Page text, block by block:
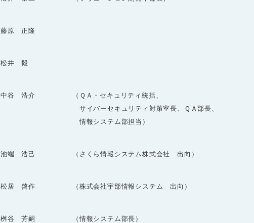
藤原 正隆
松井 毅
中谷 浩介
（ＱＡ・セキュリティ統括、
サイバーセキュリティ対策室長、ＱＡ部長、
情報システム部担当）
池端 浩己 （さくら情報システム株式会社 出向）
松居 啓作 （株式会社宇部情報システム 出向）
桝谷 芳嗣 （情報システム部長）